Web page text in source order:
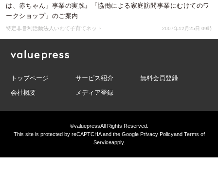
は、赤ちゃん」事業の実践』「協働による家庭訪問事業にむけてのワ
ークショップ」のご案内
特定非営利活動法人いわて子育てネット 2007年12月25日 09時
トップページ サービス紹介
無料会員登録
会社概要
メディア登録
©valuepressAll Rights Reserved.
This site is protected by reCAPTCHA and the GooglePrivacy PolicyandTerms of
Serviceapply.